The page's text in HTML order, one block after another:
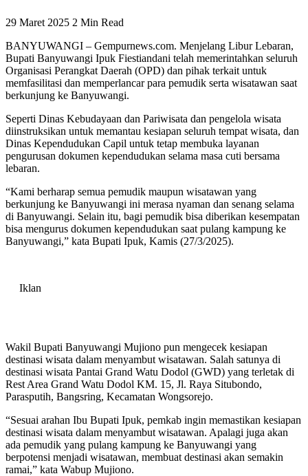
29 Maret 2025 2 Min Read
BANYUWANGI – Gempurnews.com. Menjelang Libur Lebaran,
Bupati Banyuwangi Ipuk Fiestiandani telah memerintahkan seluruh
Organisasi Perangkat Daerah (OPD) dan pihak terkait untuk
memfasilitasi dan memperlancar para pemudik serta wisatawan saat
berkunjung ke Banyuwangi.
Seperti Dinas Kebudayaan dan Pariwisata dan pengelola wisata
diinstruksikan untuk memantau kesiapan seluruh tempat wisata, dan
Dinas Kependudukan Capil untuk tetap membuka layanan
pengurusan dokumen kependudukan selama masa cuti bersama
lebaran.
“Kami berharap semua pemudik maupun wisatawan yang
berkunjung ke Banyuwangi ini merasa nyaman dan senang selama
di Banyuwangi. Selain itu, bagi pemudik bisa diberikan kesempatan
bisa mengurus dokumen kependudukan saat pulang kampung ke
Banyuwangi,” kata Bupati Ipuk, Kamis (27/3/2025).
Iklan
Wakil Bupati Banyuwangi Mujiono pun mengecek kesiapan
destinasi wisata dalam menyambut wisatawan. Salah satunya di
destinasi wisata Pantai Grand Watu Dodol (GWD) yang terletak di
Rest Area Grand Watu Dodol KM. 15, Jl. Raya Situbondo,
Parasputih, Bangsring, Kecamatan Wongsorejo.
“Sesuai arahan Ibu Bupati Ipuk, pemkab ingin memastikan kesiapan
destinasi wisata dalam menyambut wisatawan. Apalagi juga akan
ada pemudik yang pulang kampung ke Banyuwangi yang
berpotensi menjadi wisatawan, membuat destinasi akan semakin
ramai,” kata Wabup Mujiono.